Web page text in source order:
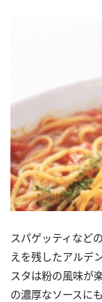
スパゲッティなど
えを残したアルデ
スタは粉の風味が
の濃厚なソースに